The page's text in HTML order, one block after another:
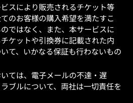
スにより販売されるチケット等
のお客様の購入希望を満たすこ
ではなく、また、本サービスに
ケットや引換券に記載された内
て、いかなる保証も行わないもの
ては、電子メールの不達・遅
ブルについて、両社は一切責任を